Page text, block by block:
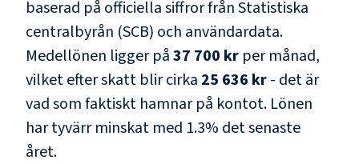
baserad på officiella siffror från Statistiska
centralbyrån (SCB) och användardata.
Medellönen ligger på37 700 kr per månad,
vilket efter skatt blir cirka 25 636 kr- det är
vad som faktiskt hamnar på kontot. Lönen
har tyvärr minskat med 1.3% det senaste
året.